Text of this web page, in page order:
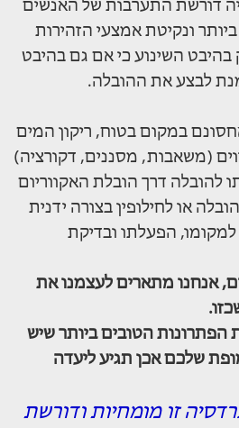
דורשת התערבות של האנשים
ונקיטת אמצעי הזהירות
בהיבט השינוע כי אם גם בהיבט
לבצע את ההובלה.
במקום בטוח, ריקון המים
(משאבות, מסננים, דקורציה)
להובלה דרך הובלת האקווריום
או לחילופין בצורה ידנית
הפעלתו ובדיקת
אנחנו מתארים לעצמנו את
הפתרונות הטובים ביותר שיש
שלכם אכן תגיע ליעדה
זו מומחיות ודורשת